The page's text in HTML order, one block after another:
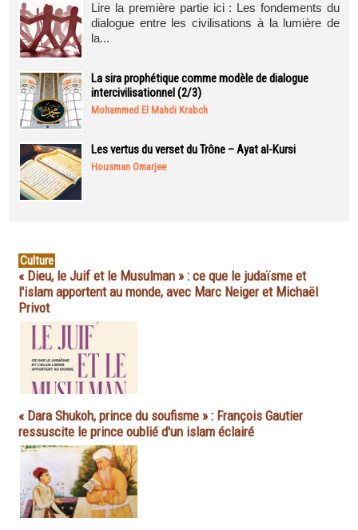
Lire la première partie ici : Les fondements du
dialogue entre les civilisations à la lumière de
la...
La sira prophétique comme modèle de dialogue
intercivilisationnel (2/3)
Mohammed El Mahdi Krabch
Les vertus du verset du Trône – Ayat al-Kursi
Housman Omarjee
Culture
« Dieu, le Juif et le Musulman » : ce que le judaïsme et
l'islam apportent au monde, avec Marc Neiger et Michaël
Privot
« Dara Shukoh, prince du soufisme » : François Gautier
ressuscite le prince oublié d'un islam éclairé